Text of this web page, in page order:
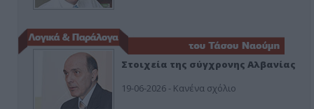
Στοιχεία της σύγχρονης Αλβανίας
19-06-2026 - Κανένα σχόλιο